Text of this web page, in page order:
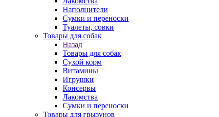
Наполнители
Сумки и переноски
Туалеты, совки
Товары для собак
Назад
Товары для собак
Cухой корм
Витамины
Игрушки
Консервы
Лакомства
Сумки и переноски
Товары для грызунов